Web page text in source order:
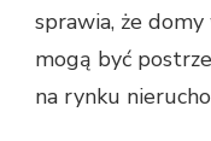
sprawia, że
mogą być
na rynku